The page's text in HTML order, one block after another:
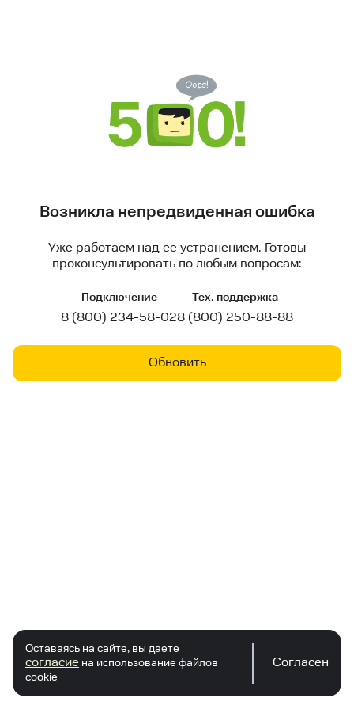
Возникла непредвиденная ошибка
Уже работаем над ее устранением. Готовы
проконсультировать по любым вопросам:
Подключение
8 (800) 234-58-02
Тех. поддержка
8 (800) 250-88-88
Обновить
Оставаясь на сайте, вы даете
согласие на использование файлов
cookie
Согласен